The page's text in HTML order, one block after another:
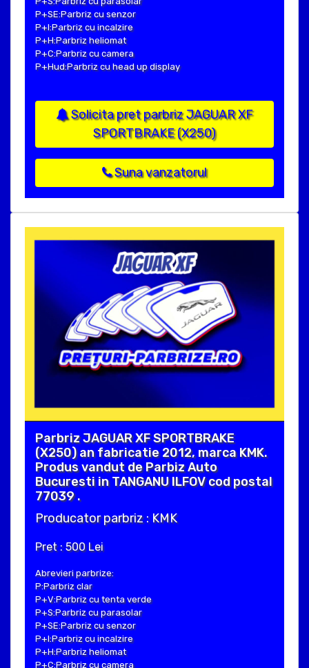
P+SE:Parbriz cu senzor
P+I:Parbriz cu incalzire
P+H:Parbriz heliomat
P+C:Parbriz cu camera
P+Hud:Parbriz cu head up display
Solicita pret parbriz JAGUAR XF
SPORTBRAKE (X250)
Suna vanzatorul
Parbriz JAGUAR XF SPORTBRAKE
(X250) an fabricatie 2012, marca KMK.
Produs vandut de Parbiz Auto
Bucuresti in TANGANU ILFOV cod postal
77039 .
Producator parbriz : KMK
Pret : 500 Lei
Abrevieri parbrize:
P:Parbriz clar
P+V:Parbriz cu tenta verde
P+S:Parbriz cu parasolar
P+SE:Parbriz cu senzor
P+I:Parbriz cu incalzire
P+H:Parbriz heliomat
P+C:Parbriz cu camera